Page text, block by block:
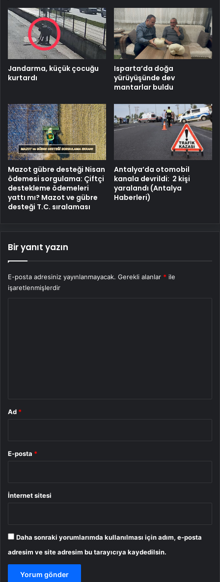
Jandarma, küçük çocuğu
kurtardı
Isparta’da doğa
yürüyüşünde dev
mantarlar buldu
Mazot gübre desteği Nisan
ödemesi sorgulama: Çiftçi
destekleme ödemeleri
yattı mı? Mazot ve gübre
desteği T.C. sıralaması
Antalya’da otomobil
kanala devrildi: 2 kişi
yaralandı (Antalya
Haberleri)
Bir yanıt yazın
E-posta adresiniz yayınlanmayacak. Gerekli alanlar * ile
işaretlenmişlerdir
Ad *
E-posta *
İnternet sitesi
Daha sonraki yorumlarımda kullanılması için adım, e-posta
adresim ve site adresim bu tarayıcıya kaydedilsin.